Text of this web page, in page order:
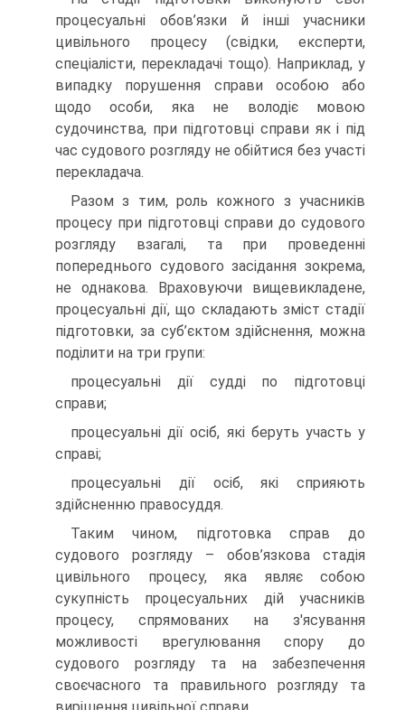
процесуальні обов’язки й інші учасники
цивільного процесу (свідки, експерти,
спеціалісти, перекладачі тощо). Наприклад, у
випадку порушення справи особою або
щодо особи, яка не володіє мовою
судочинства, при підготовці справи як і під
час судового розгляду не обійтися без участі
перекладача.
Разом з тим, роль кожного з учасників
процесу при підготовці справи до судового
розгляду взагалі, та при проведенні
попереднього судового засідання зокрема,
не однакова. Враховуючи вищевикладене,
процесуальні дії, що складають зміст стадії
підготовки, за суб’єктом здійснення, можна
поділити на три групи:
процесуальні дії судді по підготовці
справи;
процесуальні дії осіб, які беруть участь у
справі;
процесуальні дії осіб, які сприяють
здійсненню правосуддя.
Таким чином, підготовка справ до
судового розгляду – обов’язкова стадія
цивільного процесу, яка являє собою
сукупність процесуальних дій учасників
процесу, спрямованих на з'ясування
можливості врегулювання спору до
судового розгляду та на забезпечення
своєчасного та правильного розгляду та